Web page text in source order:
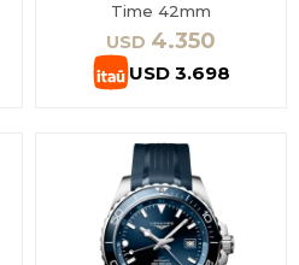
Time 42mm
USD 4.350
USD 3.698